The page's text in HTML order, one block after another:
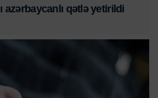
azərbaycanlı qətlə yetirildi